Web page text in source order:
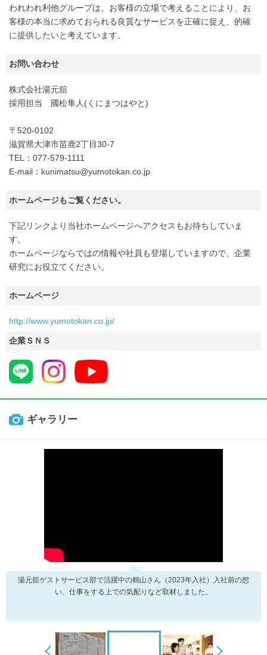
われわれ利他グループは、お客様の立場で考えることにより、お
客様の本当に求めておられる良質なサービスを正確に捉え、的確
に提供したいと考えています。
お問い合わせ
株式会社湯元舘
採用担当 國松隼人(くにまつはやと)
〒520-0102
滋賀県大津市苗鹿2丁目30-7
TEL：077-579-1111
E-mail：kunimatsu@yumotokan.co.jp
ホームページもご覧ください。
下記リンクより当社ホームページへアクセスもお待ちしていま
す。
ホームページならではの情報や社員も登場していますので、企業
研究にお役立てください。
ホームページ
http://www.yumotokan.co.jp/
企業ＳＮＳ
ギャラリー
湯元舘ゲストサービス部で活躍中の鶴山さん（2023年入社）入社前の想
い、仕事をする上での気配りなど取材しました。